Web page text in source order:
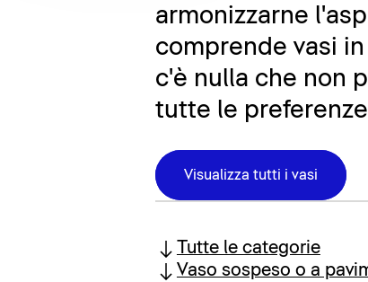
armonizzarne
comprende vasi
c'è nulla che non
tutte le
Visualizza tutti i vasi
Tutte le categorie
Vaso sospeso o a